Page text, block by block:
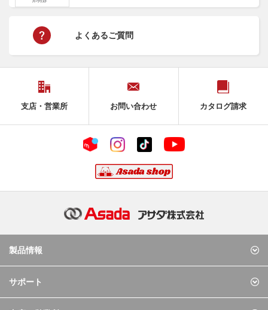
よくあるご質問
支店・営業所 お問い合わせ カタログ請求
製品情報
サポート